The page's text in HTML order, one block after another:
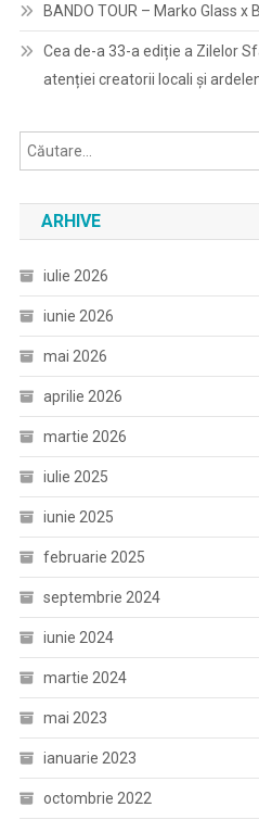
BANDO TOUR – Marko Glass
Cea de-a 33-a ediție a Zilelor
atenției creatorii locali și
ARHIVE
iulie 2026
iunie 2026
mai 2026
aprilie 2026
martie 2026
iulie 2025
iunie 2025
februarie 2025
septembrie 2024
iunie 2024
martie 2024
mai 2023
ianuarie 2023
octombrie 2022